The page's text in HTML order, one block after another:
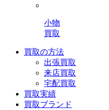
小物
買取
買取の方法
出張買取
来店買取
宅配買取
買取実績
買取ブランド